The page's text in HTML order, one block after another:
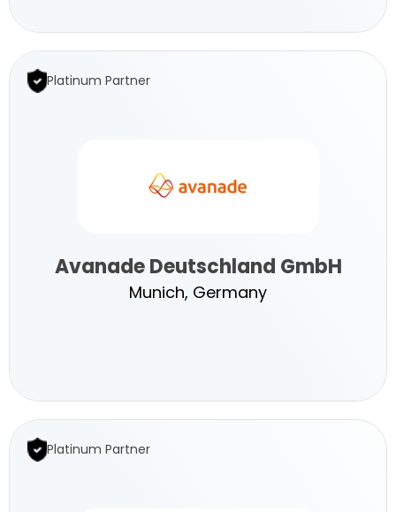
Platinum Partner
Avanade
Deutschland
Avanade Deutschland GmbH
Munich, Germany
Platinum Partner